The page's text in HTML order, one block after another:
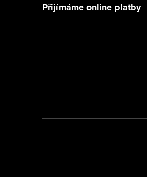
Přijímáme online platby